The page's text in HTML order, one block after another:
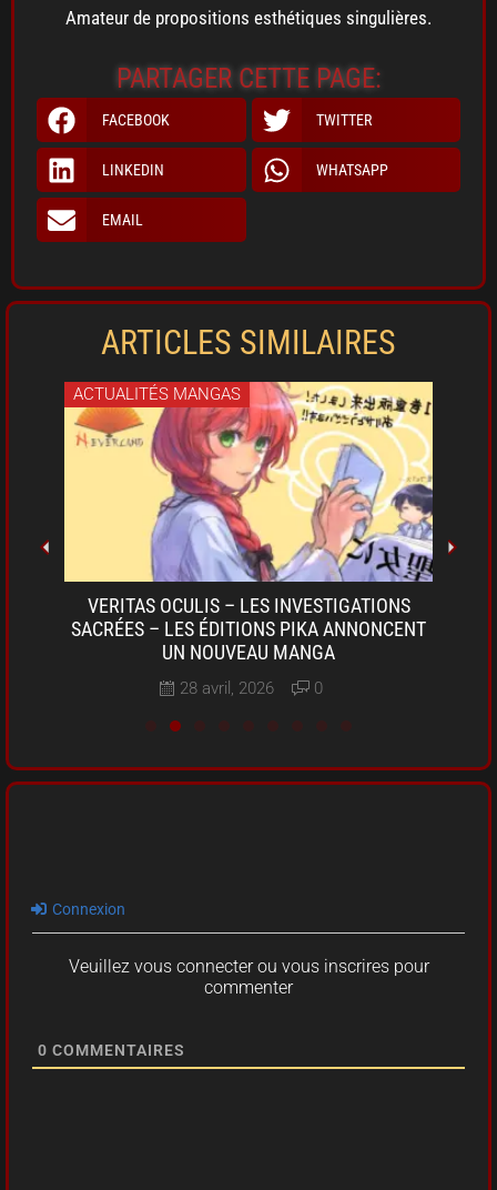
Amateur de propositions esthétiques singulières.
PARTAGER CETTE PAGE:
FACEBOOK TWITTER
LINKEDIN WHATSAPP
EMAIL
ARTICLES SIMILAIRES
ACTUALITÉS MANGAS
VERITAS OCULIS – LES INVESTIGATIONS
SACRÉES – LES ÉDITIONS PIKA ANNONCENT
UN NOUVEAU MANGA
28 avril, 2026 0
Connexion
Veuillez vous connecter ou vous inscrires pour
commenter
0 COMMENTAIRES